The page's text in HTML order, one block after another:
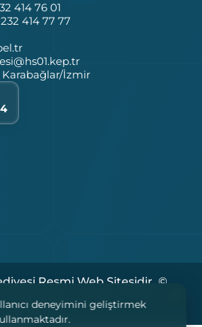
414 76 01
414 77 77
Karabağlar/İzmir
Resmi Web Sitesidir. ©
Yasal Notlardeneyimini geliştirmek